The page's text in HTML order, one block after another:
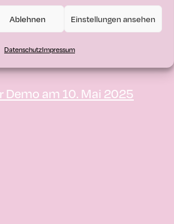
Ablehnen Einstellungen ansehen
DatenschutzImpressum
Demo am 10. Mai 2025